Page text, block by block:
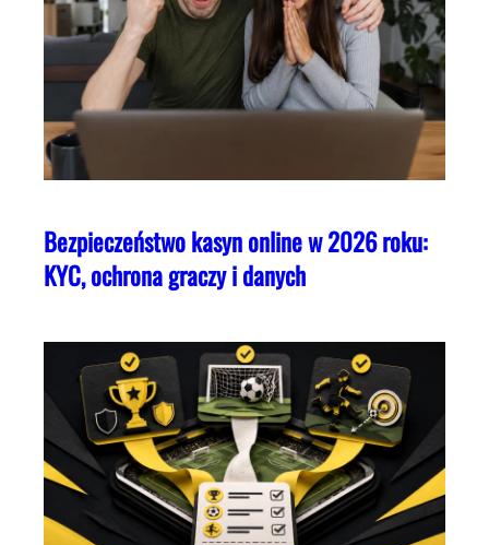
Bezpieczeństwo kasyn online w 2026 roku:
KYC, ochrona graczy i danych